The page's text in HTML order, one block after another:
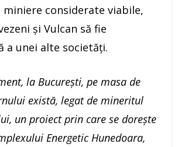
considerate viabile,
și Vulcan să fie
a unei alte societăți.
la București, pe masa de
există, legat de mineritul
un proiect prin care se dorește
Energetic Hunedoara,